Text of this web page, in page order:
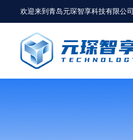
欢迎来到青岛元琛智享科技有限公司